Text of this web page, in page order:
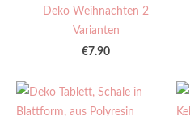
Deko Weihnachten 2
Varianten
€7.90